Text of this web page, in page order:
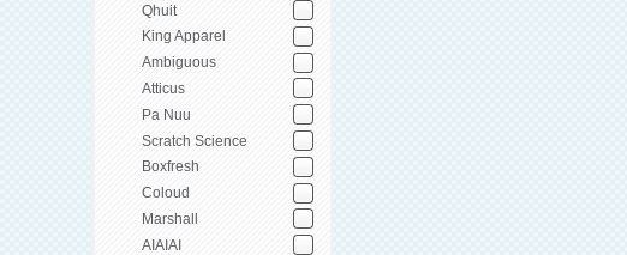
Qhuit
King Apparel
Ambiguous
Atticus
Pa Nuu
Scratch Science
Boxfresh
Coloud
Marshall
AIAIAI